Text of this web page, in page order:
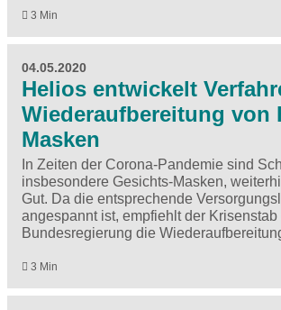
3 Min
04.05.2020
Helios entwickelt
Wiederaufbereitung von
Masken
In Zeiten der Corona-Pandemie sind
insbesondere Gesichts-Masken,
Gut. Da die entsprechende
angespannt ist, empfiehlt der Krisenstab
Bundesregierung die
3 Min